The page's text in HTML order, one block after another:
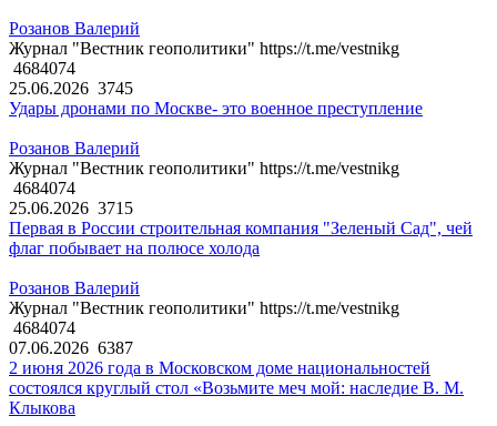
Розанов Валерий
Журнал "Вестник геополитики" https://t.me/vestnikg
4684074
25.06.2026 3745
Удары дронами по Москве- это военное преступление
Розанов Валерий
Журнал "Вестник геополитики" https://t.me/vestnikg
4684074
25.06.2026 3715
Первая в России строительная компания "Зеленый Сад", чей
флаг побывает на полюсе холода
Розанов Валерий
Журнал "Вестник геополитики" https://t.me/vestnikg
4684074
07.06.2026 6387
2 июня 2026 года в Московском доме национальностей
состоялся круглый стол «Возьмите меч мой: наследие В. М.
Клыкова